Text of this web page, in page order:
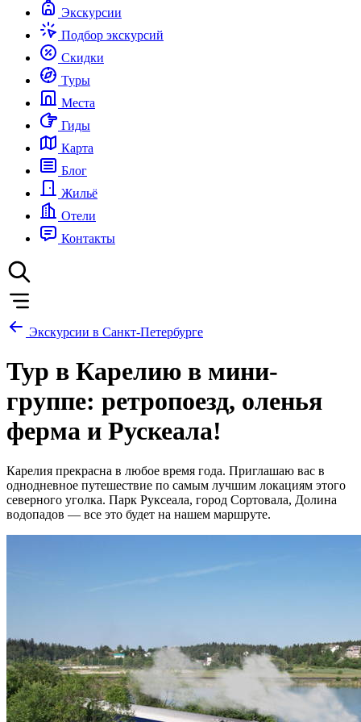
Экскурсии
Подбор экскурсий
Скидки
Туры
Места
Гиды
Карта
Блог
Жильё
Отели
Контакты
Экскурсии в Санкт-Петербурге
Тур в Карелию в мини-
группе: ретропоезд, оленья
ферма и Рускеала!
Карелия прекрасна в любое время года. Приглашаю вас в
однодневное путешествие по самым лучшим локациям этого
северного уголка. Парк Руксеала, город Сортовала, Долина
водопадов — все это будет на нашем маршруте.